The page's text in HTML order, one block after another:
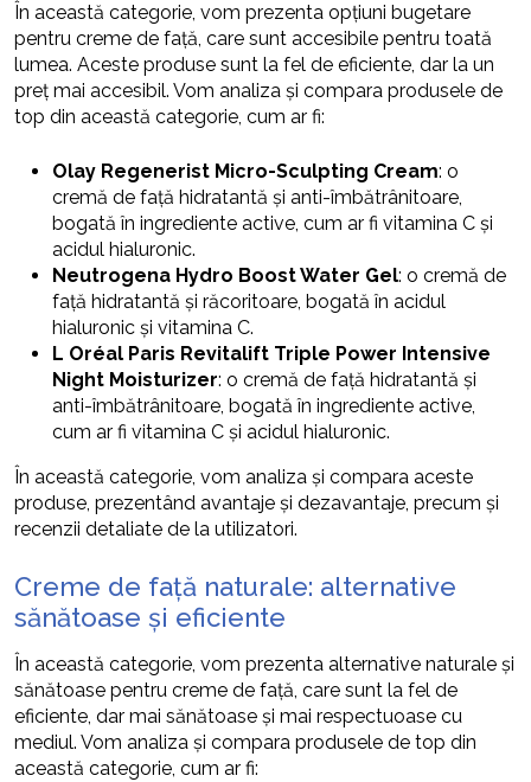
În această categorie, vom prezenta opțiuni bugetare
pentru creme de față, care sunt accesibile pentru toată
lumea. Aceste produse sunt la fel de eficiente, dar la un
preț mai accesibil. Vom analiza și compara produsele de
top din această categorie, cum ar fi:
Olay Regenerist Micro-Sculpting Cream: o
cremă de față hidratantă și anti-îmbătrânitoare,
bogată în ingrediente active, cum ar fi vitamina C și
acidul hialuronic.
Neutrogena Hydro Boost Water Gel: o cremă de
față hidratantă și răcoritoare, bogată în acidul
hialuronic și vitamina C.
L Oréal Paris Revitalift Triple Power Intensive
Night Moisturizer: o cremă de față hidratantă și
anti-îmbătrânitoare, bogată în ingrediente active,
cum ar fi vitamina C și acidul hialuronic.
În această categorie, vom analiza și compara aceste
produse, prezentând avantaje și dezavantaje, precum și
recenzii detaliate de la utilizatori.
Creme de față naturale: alternative
sănătoase și eficiente
În această categorie, vom prezenta alternative naturale și
sănătoase pentru creme de față, care sunt la fel de
eficiente, dar mai sănătoase și mai respectuoase cu
mediul. Vom analiza și compara produsele de top din
această categorie, cum ar fi: